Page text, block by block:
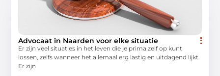
Advocaat in Naarden voor elke situatie
Er zijn veel situaties in het leven die je prima zelf op kunt
lossen, zelfs wanneer het allemaal erg lastig en uitdagend lijkt.
Er zijn